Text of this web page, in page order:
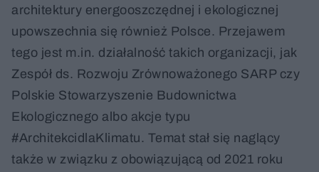
architektury energooszczędnej i ekologicznej
upowszechnia się również Polsce. Przejawem
tego jest m.in. działalność takich organizacji, jak
Zespół ds. Rozwoju Zrównoważonego SARP czy
Polskie Stowarzyszenie Budownictwa
Ekologicznego albo akcje typu
#ArchitekcidlaKlimatu. Temat stał się naglący
także w związku z obowiązującą od 2021 roku